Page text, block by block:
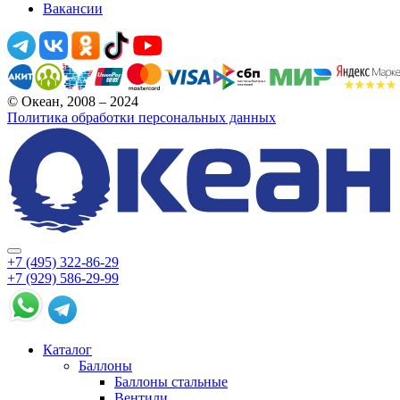
Вакансии
© Океан, 2008 – 2024
Политика обработки персональных данных
+7 (495) 322-86-29
+7 (929) 586-29-99
Каталог
Баллоны
Баллоны стальные